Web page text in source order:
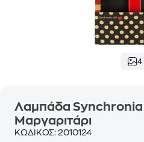
4
Λαμπάδα Synchronia
Μαργαριτάρι
ΚΩΔΙΚΟΣ: 2010124